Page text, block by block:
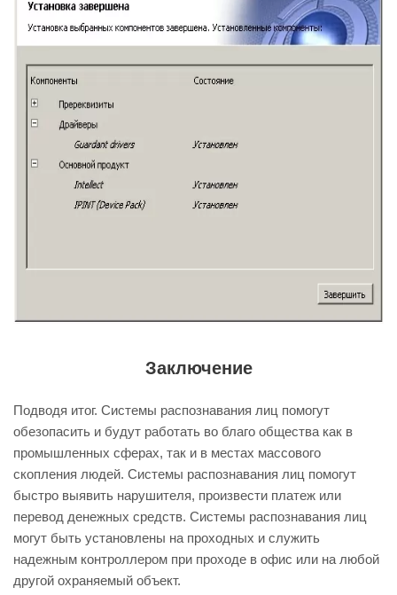
Заключение
Подводя итог. Системы распознавания лиц помогут
обезопасить и будут работать во благо общества как в
промышленных сферах, так и в местах массового
скопления людей. Системы распознавания лиц помогут
быстро выявить нарушителя, произвести платеж или
перевод денежных средств. Системы распознавания лиц
могут быть установлены на проходных и служить
надежным контроллером при проходе в офис или на любой
другой охраняемый объект.